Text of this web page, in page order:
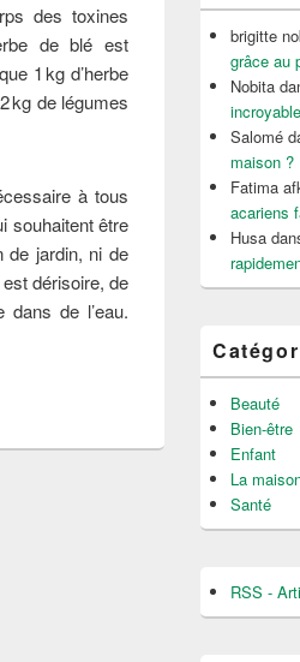
des toxines
de blé est
1 kg d’herbe
kg de légumes
à tous
souhaitent être
de jardin, ni de
dérisoire, de
de l’eau.
brigitte
grâce au
Nobita
Salomé
maison ?
Fatima
acariens
Husa
Beauté
Bien-être
Enfant
La
Santé
RSS -